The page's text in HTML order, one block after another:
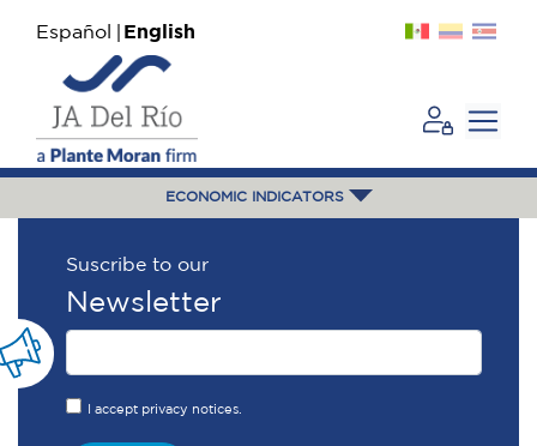
Español English
ECONOMIC INDICATORS
Suscribe to our
Newsletter
I accept privacy notices.